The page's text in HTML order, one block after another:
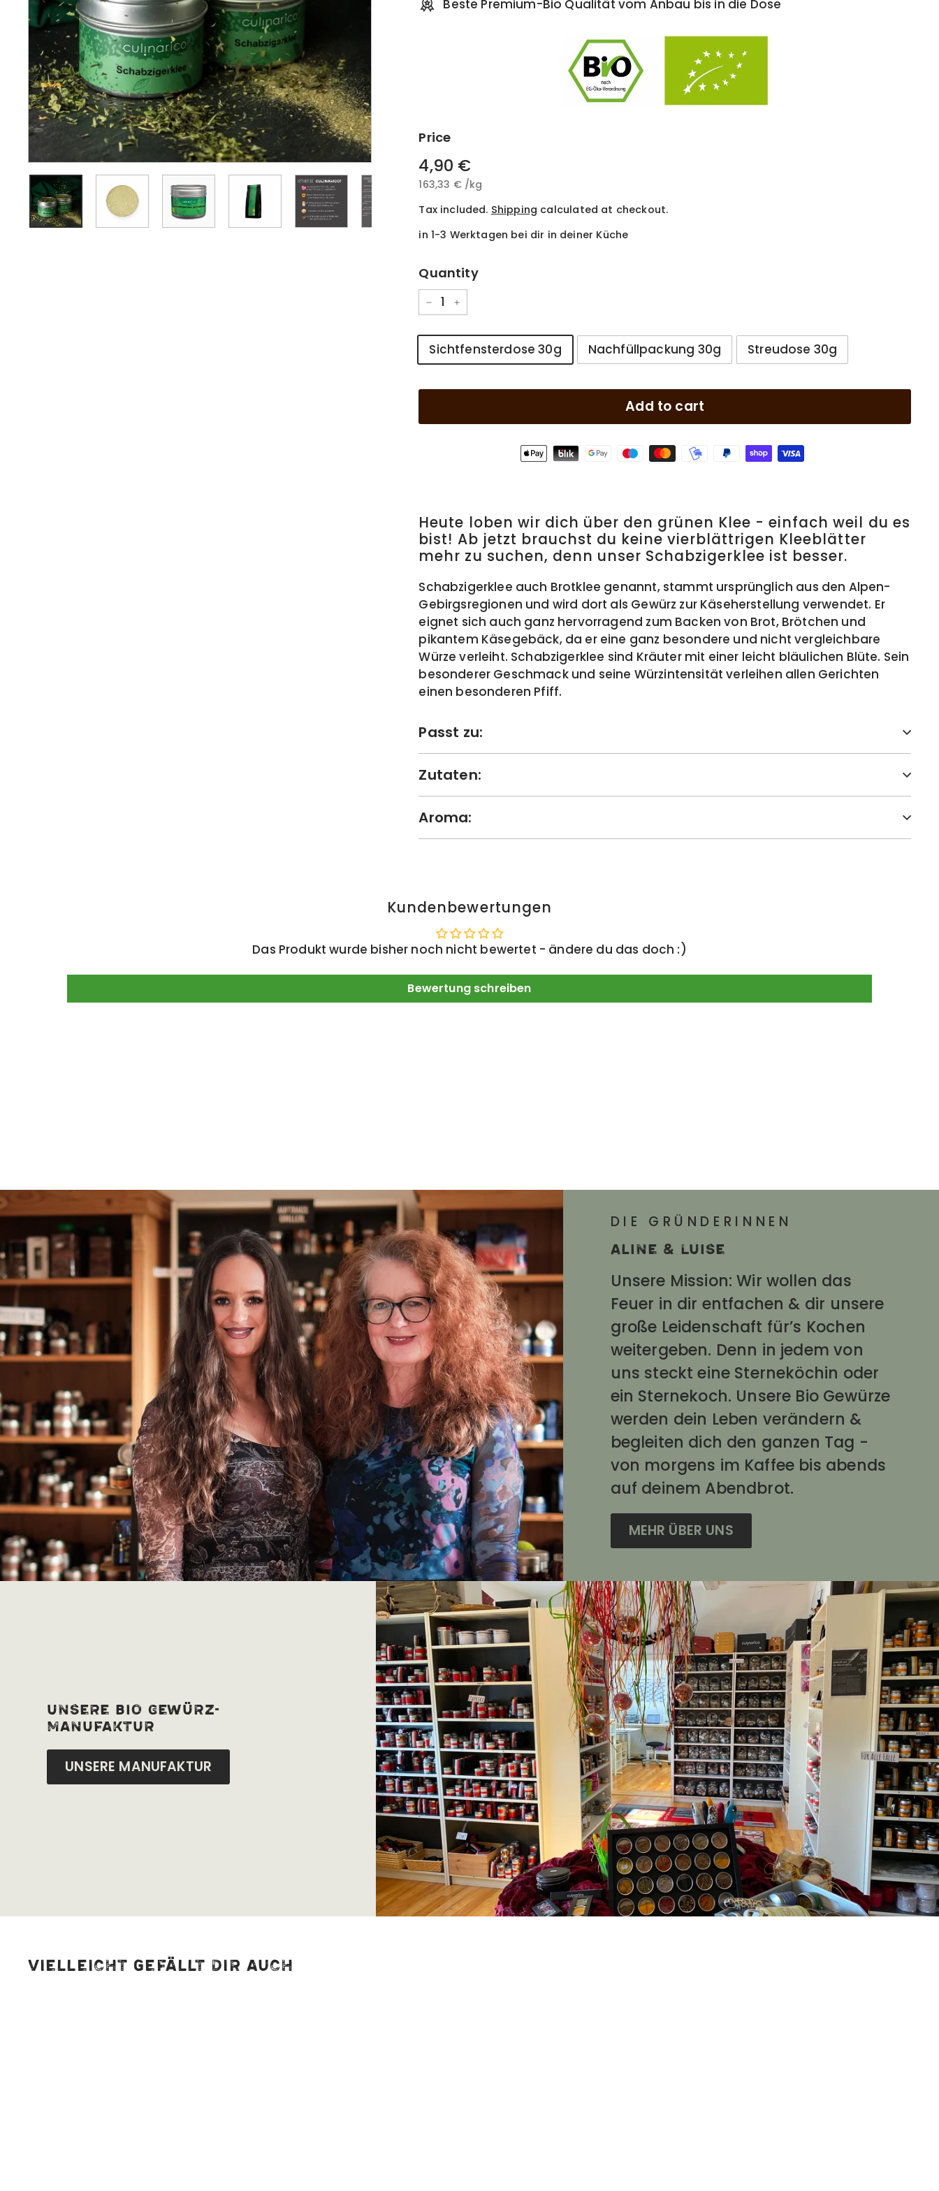
Beste Premium-Bio Qualität vom Anbau bis in die Dose
Price
Regular
price
4,90 €
€
163,33 € 163,33
/kg
Tax included. Shipping calculated at checkout.
in 1-3 Werktagen bei dir in deiner Küche
Quantity
− +
Größe
Sichtfensterdose 30g Nachfüllpackung 30g Streudose 30g
Add to cart
Heute loben wir dich über den grünen Klee - einfach weil du es
bist! Ab jetzt brauchst du keine vierblättrigen Kleeblätter
mehr zu suchen, denn unser Schabzigerklee ist besser.
Schabzigerklee auch Brotklee genannt, stammt ursprünglich aus den Alpen-
Gebirgsregionen und wird dort als Gewürz zur Käseherstellung verwendet. Er
eignet sich auch ganz hervorragend zum Backen von Brot, Brötchen und
pikantem Käsegebäck, da er eine ganz besondere und nicht vergleichbare
Würze verleiht. Schabzigerklee sind Kräuter mit einer leicht bläulichen Blüte. Sein
besonderer Geschmack und seine Würzintensität verleihen allen Gerichten
einen besonderen Pfiff.
Passt zu:
Zutaten:
Aroma:
Kundenbewertungen
Das Produkt wurde bisher noch nicht bewertet - ändere du das doch :)
Bewertung schreiben
DIE GRÜNDERINNEN
Aline & Luise
Unsere Mission: Wir wollen das
Feuer in dir entfachen & dir unsere
große Leidenschaft für’s Kochen
weitergeben. Denn in jedem von
uns steckt eine Sterneköchin oder
ein Sternekoch. Unsere Bio Gewürze
werden dein Leben verändern &
begleiten dich den ganzen Tag -
von morgens im Kaffee bis abends
auf deinem Abendbrot.
MEHR ÜBER UNS
unsere bio Gewürz-
manufaktur
UNSERE MANUFAKTUR
Vielleicht gefällt dir auch